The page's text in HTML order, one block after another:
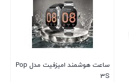
ساعت هوشمند امیزفیت مدل Pop
3S